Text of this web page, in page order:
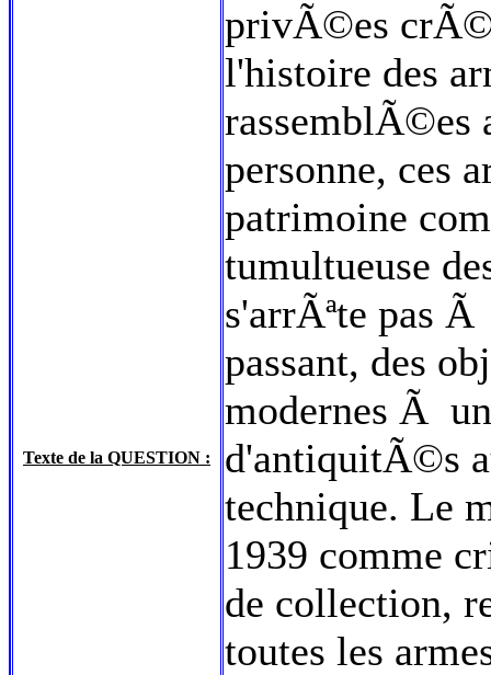
Texte de la QUESTION :
privÃ©es
l'histoire des
rassemblÃ©es
personne, ces
patrimoine
tumultueuse
s'arrÃªte pas
passant, des
modernes Ã
d'antiquitÃ©s
technique. Le
1939 comme
de collection,
toutes les